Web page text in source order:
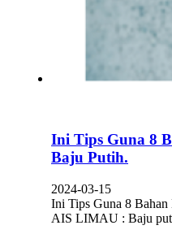
Ini Tips Guna 8
Baju Putih.
2024-03-15
Ini Tips Guna 8
AIS LIMAU : Baju